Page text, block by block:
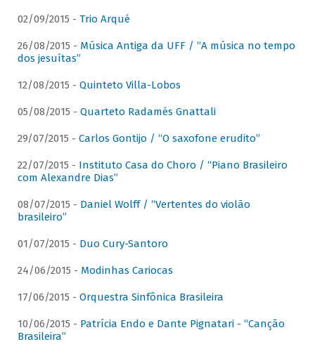
02/09/2015 - Trio Arqué
26/08/2015 - Música Antiga da UFF / “A música no tempo
dos jesuítas”
12/08/2015 - Quinteto Villa-Lobos
05/08/2015 - Quarteto Radamés Gnattali
29/07/2015 - Carlos Gontijo / “O saxofone erudito”
22/07/2015 - Instituto Casa do Choro / “Piano Brasileiro
com Alexandre Dias”
08/07/2015 - Daniel Wolff / “Vertentes do violão
brasileiro”
01/07/2015 - Duo Cury-Santoro
24/06/2015 - Modinhas Cariocas
17/06/2015 - Orquestra Sinfônica Brasileira
10/06/2015 - Patrícia Endo e Dante Pignatari - “Canção
Brasileira”